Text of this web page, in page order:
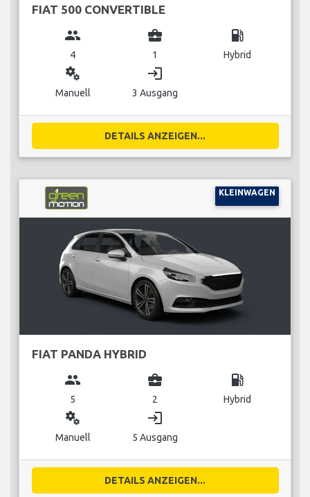
FIAT 500 CONVERTIBLE
group
4
business_center
1
local_gas_station
Hybrid
miscellaneous_services
Manuell
login
3 Ausgang
DETAILS ANZEIGEN...
KLEINWAGEN
FIAT PANDA HYBRID
group
5
business_center
2
local_gas_station
Hybrid
miscellaneous_services
Manuell
login
5 Ausgang
DETAILS ANZEIGEN...